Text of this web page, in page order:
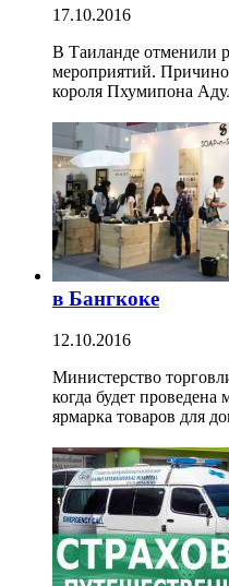
17.10.2016
В Таиланде отменили
мероприятий.
короля Пхумипона
в Бангкоке
12.10.2016
Министерство
когда будет
ярмарка товаров для